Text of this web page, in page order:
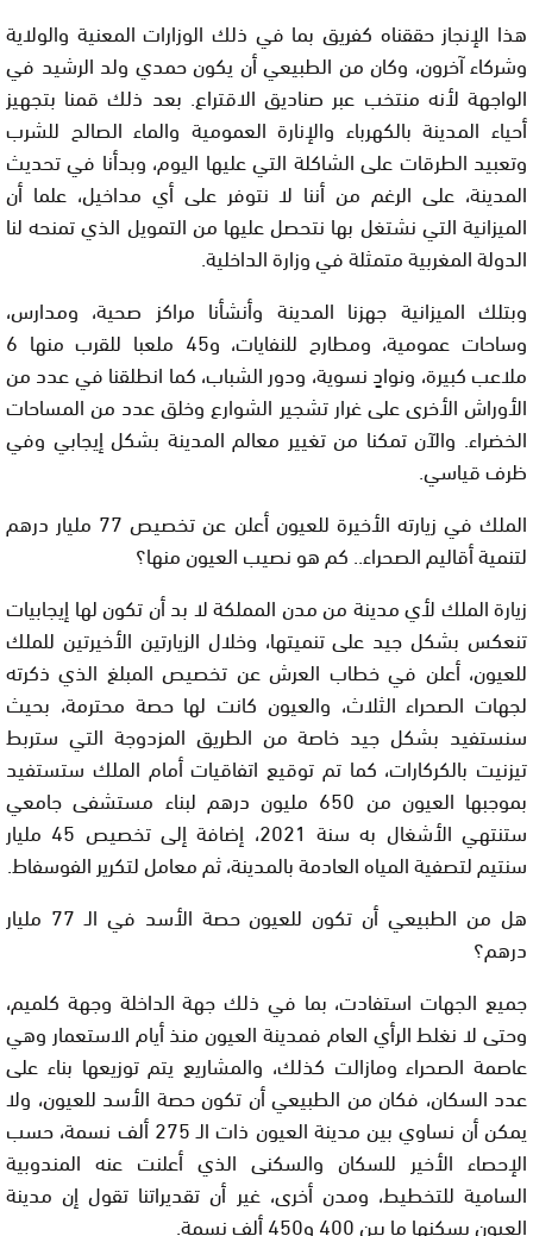
هذا الإنجاز حققناه كفريق بما في ذلك الوزارات المعنية والولاية
وشركاء آخرون، وكان من الطبيعي أن يكون حمدي ولد الرشيد في
الواجهة لأنه منتخب عبر صناديق الاقتراع. بعد ذلك قمنا بتجهيز
أحياء المدينة بالكهرباء والإنارة العمومية والماء الصالح للشرب
وتعبيد الطرقات على الشاكلة التي عليها اليوم، وبدأنا في تحديث
المدينة، على الرغم من أننا لا نتوفر على أي مداخيل، علما أن
الميزانية التي نشتغل بها نتحصل عليها من التمويل الذي تمنحه لنا
الدولة المغربية متمثلة في وزارة الداخلية.
وبتلك الميزانية جهزنا المدينة وأنشأنا مراكز صحية، ومدارس،
وساحات عمومية، ومطارح للنفايات، و45 ملعبا للقرب منها
6
ملاعب كبيرة، ونوادٍ نسوية، ودور الشباب، كما انطلقنا في عدد من
الأوراش الأخرى على غرار تشجير الشوارع وخلق عدد من المساحات
الخضراء. والآن تمكنا من تغيير معالم المدينة بشكل إيجابي وفي
ظرف قياسي.
الملك في زيارته الأخيرة للعيون أعلن عن تخصيص 77 مليار درهم
لتنمية أقاليم الصحراء.. كم هو نصيب العيون منها؟
زيارة الملك لأي مدينة من مدن المملكة لا بد أن تكون لها إيجابيات
تنعكس بشكل جيد على تنميتها، وخلال الزيارتين الأخيرتين للملك
للعيون، أعلن في خطاب العرش عن تخصيص المبلغ الذي ذكرته
لجهات الصحراء الثلاث، والعيون كانت لها حصة محترمة، بحيث
سنستفيد بشكل جيد خاصة من الطريق المزدوجة التي ستربط
تيزنيت بالكركارات، كما تم توقيع اتفاقيات أمام الملك ستستفيد
بموجبها العيون من 650 مليون درهم لبناء مستشفى جامعي
ستنتهي الأشغال به سنة 2021، إضافة إلى تخصيص 45 مليار
سنتيم لتصفية المياه العادمة بالمدينة، ثم معامل لتكرير الفوسفاط.
هل من الطبيعي أن تكون للعيون حصة الأسد في الـ 77 مليار
درهم؟
جميع الجهات استفادت، بما في ذلك جهة الداخلة وجهة كلميم،
وحتى لا نغلط الرأي العام فمدينة العيون منذ أيام الاستعمار وهي
عاصمة الصحراء ومازالت كذلك، والمشاريع يتم توزيعها بناء على
عدد السكان، فكان من الطبيعي أن تكون حصة الأسد للعيون، ولا
يمكن أن نساوي بين مدينة العيون ذات الـ 275 ألف نسمة، حسب
الإحصاء الأخير للسكان والسكنى الذي أعلنت عنه المندوبية
السامية للتخطيط، ومدن أخرى، غير أن تقديراتنا تقول إن مدينة
العيون يسكنها ما بين400 و450 ألف نسمة .